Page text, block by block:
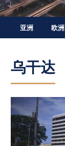
亚洲 欧洲
乌干达